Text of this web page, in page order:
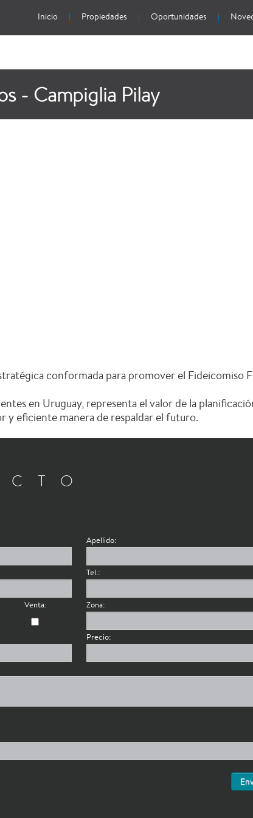
Inicio Propiedades Oportunidades
- Campiglia Pilay
conformada para promover el
en Uruguay, representa el valor de la
y eficiente manera de respaldar el futuro.
Apellido:
Tel.:
Venta: Zona:
Precio: